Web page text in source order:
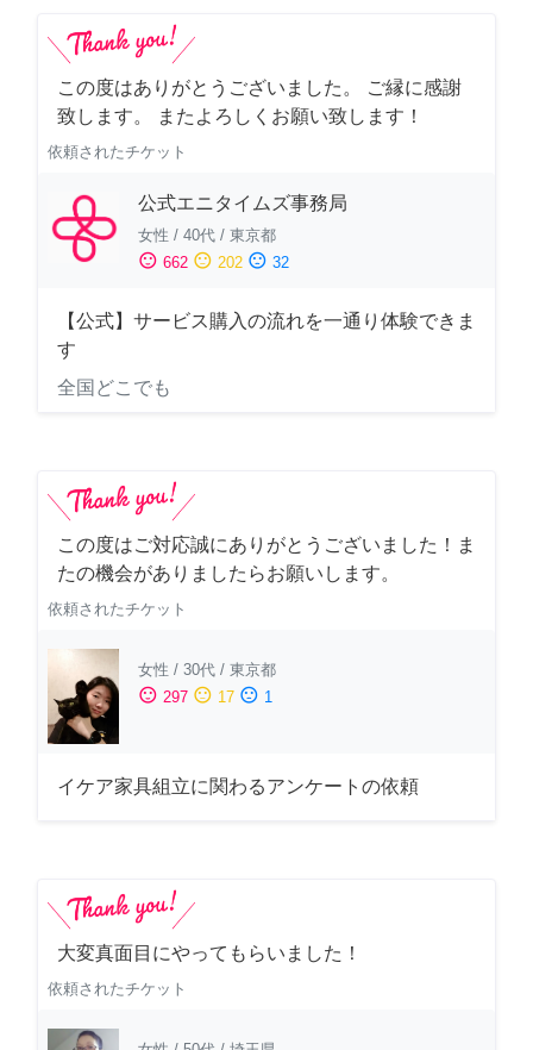
この度はありがとうございました。 ご縁に感謝
致します。 またよろしくお願い致します！
依頼されたチケット
公式エニタイムズ事務局
女性 / 40代 / 東京都
sentiment_satisfied 662 sentiment_neutral 202 sentiment_dissatisfied 32
【公式】サービス購入の流れを一通り体験できま
す
全国どこでも
この度はご対応誠にありがとうございました！ま
たの機会がありましたらお願いします。
依頼されたチケット
女性 / 30代 / 東京都
sentiment_satisfied 297 sentiment_neutral 17 sentiment_dissatisfied 1
イケア家具組立に関わるアンケートの依頼
大変真面目にやってもらいました！
依頼されたチケット